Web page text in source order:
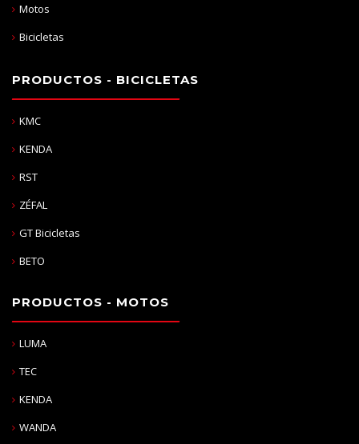
Motos
Bicicletas
PRODUCTOS - BICICLETAS
KMC
KENDA
RST
ZÉFAL
GT Bicicletas
BETO
PRODUCTOS - MOTOS
LUMA
TEC
KENDA
WANDA